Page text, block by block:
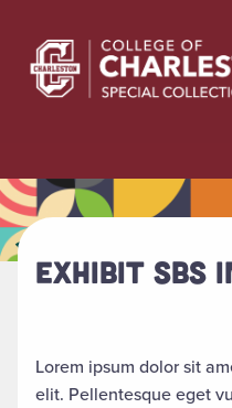
EXHIBIT SBS
Lorem ipsum dolor sit
elit. Pellentesque eget